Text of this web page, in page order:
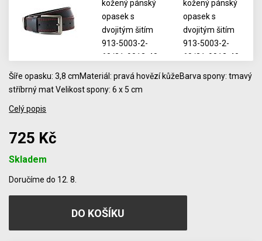
Šíře opasku: 3,8 cmMateriál: pravá hovězí kůžeBarva spony: tmavý
stříbrný mat Velikost spony: 6 x 5 cm
Celý popis
725 Kč
Skladem
Doručíme do 12. 8.